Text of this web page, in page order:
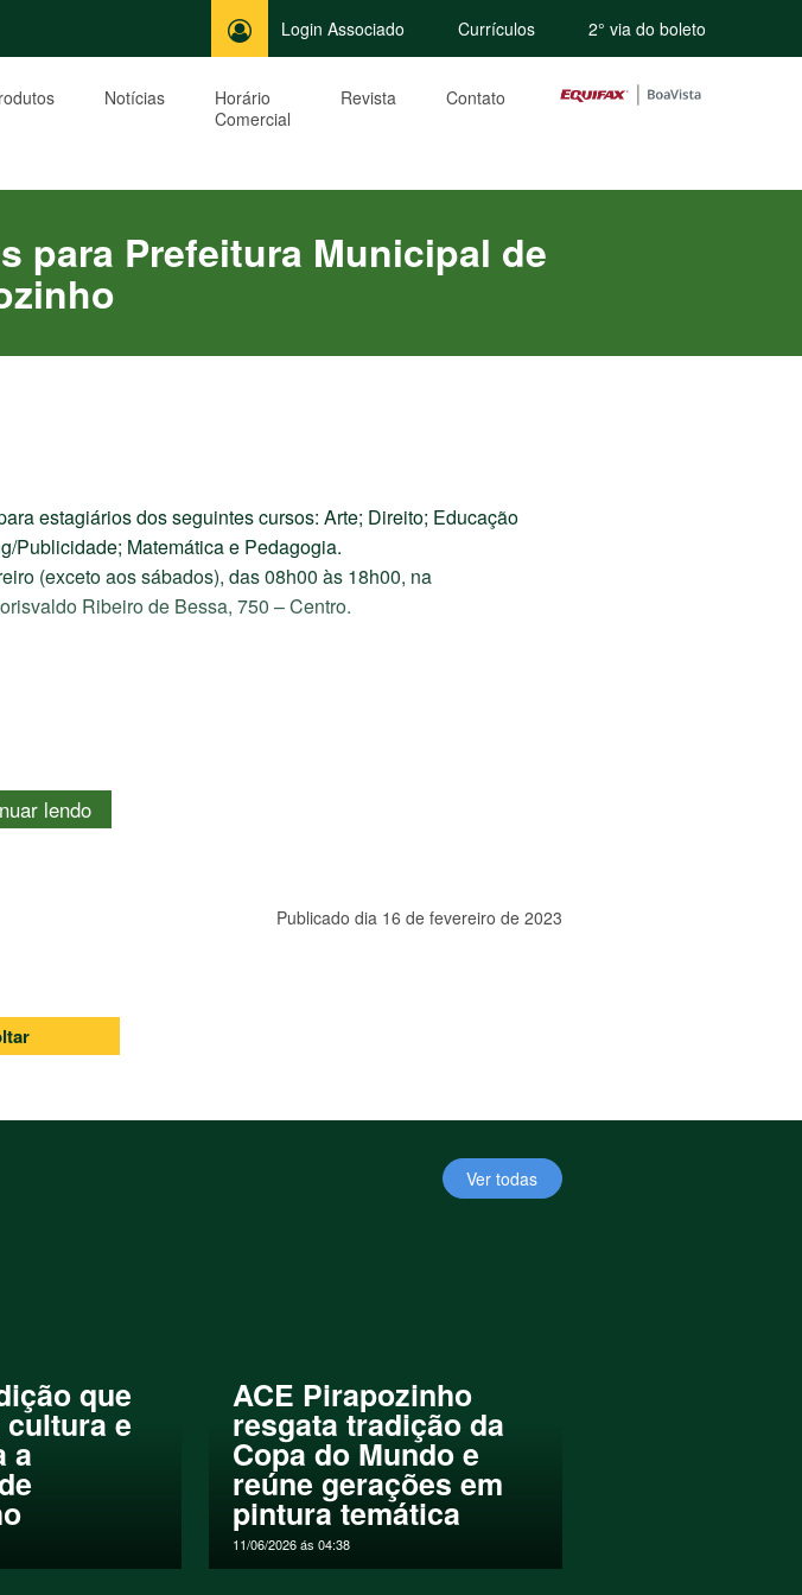
Login Associado Currículos 2° via do boleto
Notícias
Horário
Comercial
Revista Contato
para Prefeitura Municipal de
estagiários dos seguintes cursos: Arte; Direito; Educação
Publicidade; Matemática e Pedagogia.
(exceto aos sábados), das 08h00 às 18h00, na
Ribeiro de Bessa, 750 – Centro.
Publicado dia 16 de fevereiro de 2023
Ver todas
que
e
a
ACE Pirapozinho
resgata tradição da
Copa do Mundo e
reúne gerações em
pintura temática
11/06/2026 ás 04:38